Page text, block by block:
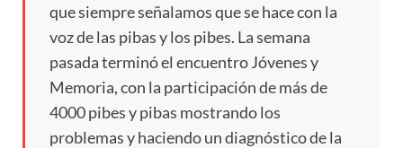
que siempre señalamos que se hace con la
voz de las pibas y los pibes. La semana
pasada terminó el encuentro Jóvenes y
Memoria, con la participación de más de
4000 pibes y pibas mostrando los
problemas y haciendo un diagnóstico de la